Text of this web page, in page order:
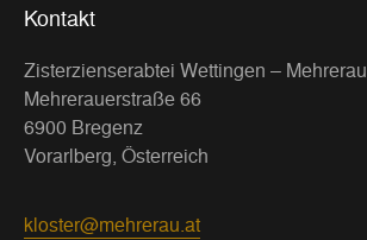
Kontakt
Zisterzienserabtei Wettingen – Mehrerau
Mehrerauerstraße 66
6900 Bregenz
Vorarlberg, Österreich
kloster@mehrerau.at